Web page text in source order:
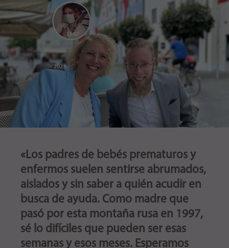
«Los padres de bebés prematuros y
enfermos suelen sentirse abrumados,
aislados y sin saber a quién acudir en
busca de ayuda. Como madre que
pasó por esta montaña rusa en 1997,
sé lo difíciles que pueden ser esas
semanas y esos meses. Esperamos